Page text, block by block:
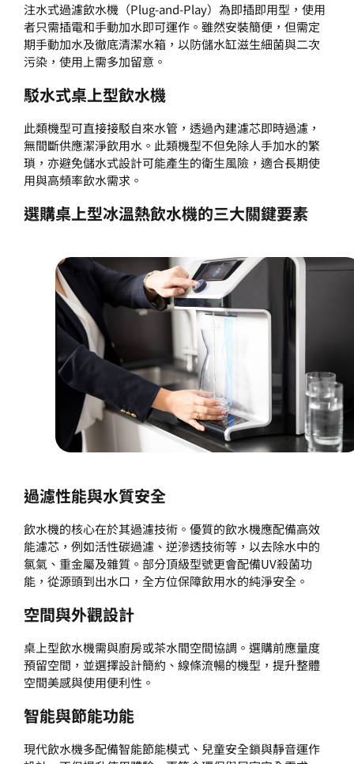
注水式過濾飲水機（Plug-and-Play）為即插即用型，使用
者只需插電和手動加水即可運作。雖然安裝簡便，但需定
期手動加水及徹底清潔水箱，以防儲水缸滋生細菌與二次
污染，使用上需多加留意。
駁水式桌上型飲水機
此類機型可直接接駁自來水管，透過內建濾芯即時過濾，
無間斷供應潔淨飲用水。此類機型不但免除人手加水的繁
瑣，亦避免儲水式設計可能產生的衛生風險，適合長期使
用與高頻率飲水需求。
選購桌上型冰溫熱飲水機的三大關鍵要素
過濾性能與水質安全
飲水機的核心在於其過濾技術。優質的飲水機應配備高效
能濾芯，例如活性碳過濾、逆滲透技術等，以去除水中的
氯氣、重金屬及雜質。部分頂級型號更會配備UV殺菌功
能，從源頭到出水口，全方位保障飲用水的純淨安全。
空間與外觀設計
桌上型飲水機需與廚房或茶水間空間協調。選購前應量度
預留空間，並選擇設計簡約、線條流暢的機型，提升整體
空間美感與使用便利性。
智能與節能功能
現代飲水機多配備智能節能模式、兒童安全鎖與靜音運作